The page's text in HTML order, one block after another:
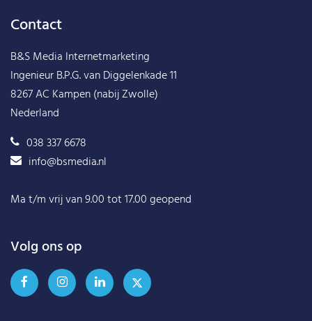
Contact
B&S Media Internetmarketing
Ingenieur B.P.G. van Diggelenkade 11
8267 AC Kampen (nabij Zwolle)
Nederland
038 337 6678
info@bsmedia.nl
Ma t/m vrij van 9.00 tot 17.00 geopend
Volg ons op